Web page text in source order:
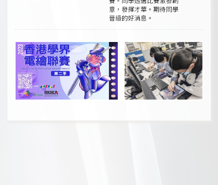
意，發揮才華。期待同學
晉級的好消息。